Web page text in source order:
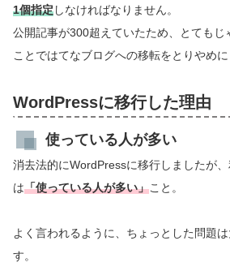
1個指定しなければなりません。
公開記事が300超えていたため、とても
ことではてなブログへの移転をとりやめに
WordPressに移行した理由
使っている人が多い
消去法的にWordPressに移行しましたが
は「使っている人が多い」こと。
よく言われるように、ちょっとした問題
す。